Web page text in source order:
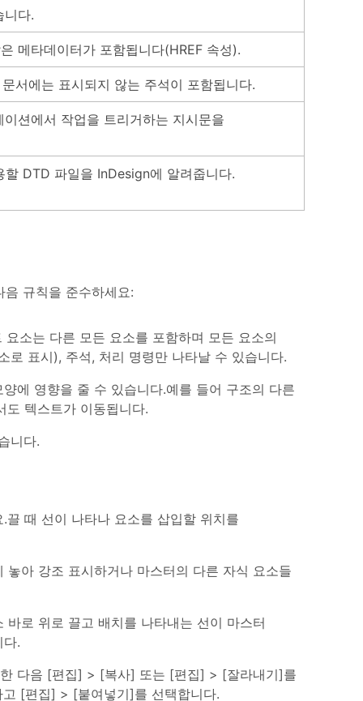
니다.
메타데이터가 포함됩니다(HREF 속성).
서에는 표시되지 않는 주석이 포함됩니다.
션에서 작업을 트리거하는 지시문을
DTD 파일을 InDesign에 알려줍니다.
규칙을 준수하세요:
소는 다른 모든 요소를 포함하며 모든 요소의
로 표시), 주석, 처리 명령만 나타날 수 있습니다.
에 영향을 줄 수 있습니다.예를 들어 구조의 다른
도 텍스트가 이동됩니다.
니다.
때 선이 나타나 요소를 삽입할 위치를
아 강조 표시하거나 마스터의 다른 자식 요소들
로 위로 끌고 배치를 나타내는 선이 마스터
다.
다음 [편집] > [복사] 또는 [편집] > [잘라내기]를
[편집] > [붙여넣기]를 선택합니다.